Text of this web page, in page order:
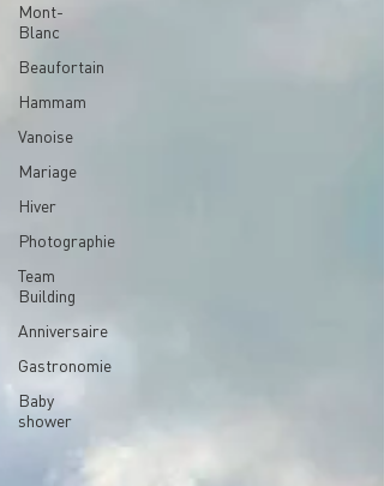
Mont-
Blanc
Beaufortain
Hammam
Vanoise
Mariage
Hiver
Photographie
Team
Building
Anniversaire
Gastronomie
Baby
shower